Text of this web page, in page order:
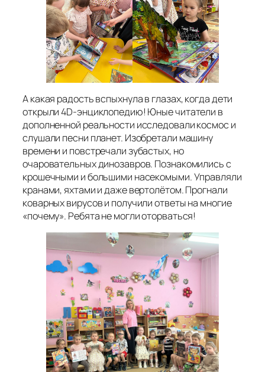
А какая радость вспыхнула в глазах, когда дети
открыли 4D-энциклопедию! Юные читатели в
дополненной реальности исследовали космос и
слушали песни планет. Изобретали машину
времени и повстречали зубастых, но
очаровательных динозавров. Познакомились с
крошечными и большими насекомыми. Управляли
кранами, яхтами и даже вертолётом. Прогнали
коварных вирусов и получили ответы на многие
«почему». Ребята не могли оторваться!